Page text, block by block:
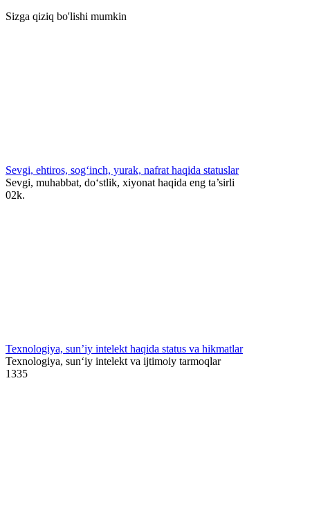
Sizga qiziq bo'lishi mumkin
Sevgi, ehtiros, sog‘inch, yurak, nafrat haqida statuslar
Sevgi, muhabbat, do‘stlik, xiyonat haqida eng ta’sirli
02k.
Texnologiya, sun’iy intelekt haqida status va hikmatlar
Texnologiya, sun‘iy intelekt va ijtimoiy tarmoqlar
1335